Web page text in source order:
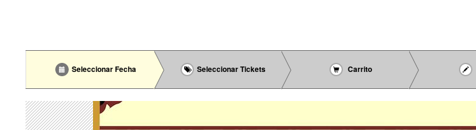
Seleccionar Fecha Seleccionar Tickets Carrito